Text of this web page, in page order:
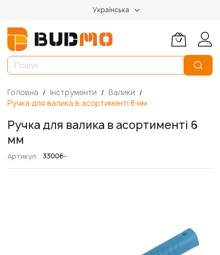
Українська
Головна Інструменти
Валики
Ручка для валика в асортименті 6 мм
Ручка для валика в асортименті 6
мм
Артикул 33006-